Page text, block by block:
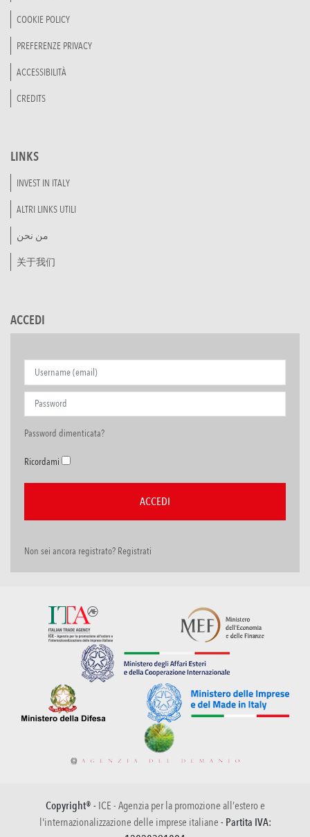
COOKIE POLICY
PREFERENZE PRIVACY
ACCESSIBILITÀ
CREDITS
LINKS
INVEST IN ITALY
ALTRI LINKS UTILI
من نحن
关于我们
ACCEDI
Password dimenticata?
Ricordami
Non sei ancora registrato? Registrati
Copyright® - ICE - Agenzia per la promozione all’estero e
l'internazionalizzazione delle imprese italiane - Partita IVA: